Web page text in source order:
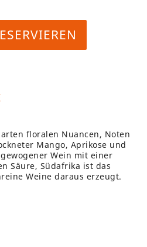
floralen Nuancen, Noten
Mango, Aprikose und
Wein mit einer
Säure, Südafrika ist das
Weine daraus erzeugt.